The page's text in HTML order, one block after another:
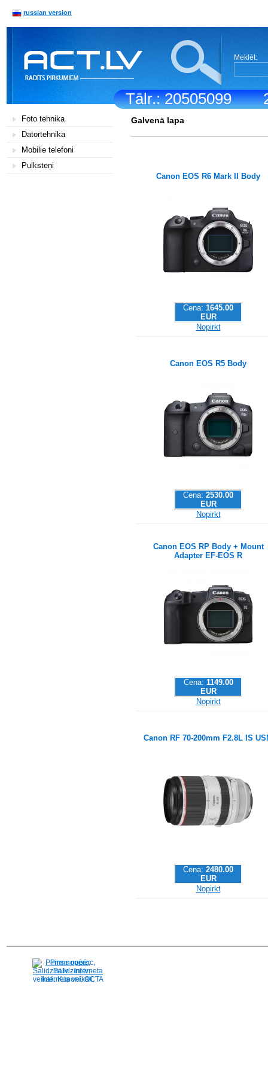
Tālr.: 20505099
russian version
Meklēt:
Foto tehnika
Datortehnika
Mobilie telefoni
Pulksteņi
Galvenā lapa
Canon EOS R6 Mark II Body
Cena: 1645.00
EUR
Nopirkt
Canon EOS R5 Body
Cena: 2530.00
EUR
Nopirkt
Canon EOS RP Body + Mount
Adapter EF-EOS R
Cena: 1149.00
EUR
Nopirkt
Canon RF 70-200mm F2.8L IS
Cena: 2480.00
EUR
Nopirkt
Pirms nopērc,
Salidzini.lv - Interneta
veikali, Kuponi, OCTA